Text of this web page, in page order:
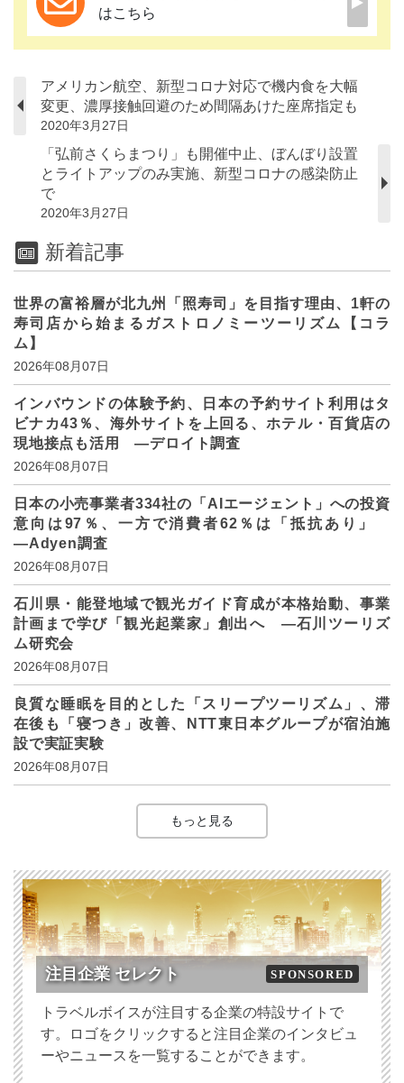
はこちら
アメリカン航空、新型コロナ対応で機内食を大幅
変更、濃厚接触回避のため間隔あけた座席指定も
2020年3月27日
「弘前さくらまつり」も開催中止、ぼんぼり設置
とライトアップのみ実施、新型コロナの感染防止
で
2020年3月27日
新着記事
世界の富裕層が北九州「照寿司」を目指す理由、1軒の
寿司店から始まるガストロノミーツーリズム【コラ
ム】
2026年08月07日
インバウンドの体験予約、日本の予約サイト利用はタ
ビナカ43％、海外サイトを上回る、ホテル・百貨店の
現地接点も活用 ―デロイト調査
2026年08月07日
日本の小売事業者334社の「AIエージェント」への投資
意向は97％、一方で消費者62％は「抵抗あり」
―Adyen調査
2026年08月07日
石川県・能登地域で観光ガイド育成が本格始動、事業
計画まで学び「観光起業家」創出へ ―石川ツーリズ
ム研究会
2026年08月07日
良質な睡眠を目的とした「スリープツーリズム」、滞
在後も「寝つき」改善、NTT東日本グループが宿泊施
設で実証実験
2026年08月07日
もっと見る
注目企業 セレクト SPONSORED
トラベルボイスが注目する企業の特設サイトで
す。ロゴをクリックすると注目企業のインタビュ
ーやニュースを一覧することができます。